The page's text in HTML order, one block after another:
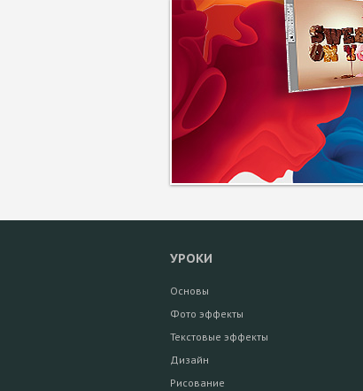
УРОКИ
Основы
Фото эффекты
Текстовые эффекты
Дизайн
Рисование